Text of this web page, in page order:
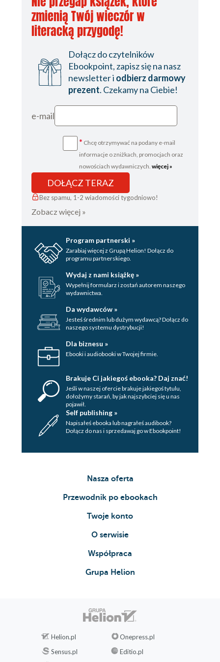
zmienią Twój wieczór w
literacką przygodę!
Dołącz do czytelników
Ebookpoint, zapisz się na nasz
newsletter i odbierz darmowy
prezent. Czekamy na Ciebie!
e-mail
* Chcę otrzymywać na podany e-mail
informacje o zniżkach, promocjach oraz
nowościach wydawniczych. więcej »
DOŁĄCZ TERAZ
Bez spamu, 1-2 wiadomości tygodniowo!
Zobacz więcej »
Program partnerski »
Zarabiaj więcej z Grupą Helion! Dołącz do
programu partnerskiego.
Wydaj z nami książkę »
Wypełnij formularz i zostań autorem naszego
wydawnictwa.
Da wydawców »
Jesteś średnim lub dużym wydawcą? Dołącz do
naszego systemu dystrybucji!
Dla biznesu »
Ebooki i audiobooki w Twojej firmie.
Brakuje Ci jakiegoś ebooka? Daj znać!
Jeśli w naszej ofercie brakuje jakiegoś tytulu,
dołożymy starań, by jak najszybciej się u nas
pojawił.
Self publishing »
Napisałeś ebooka lub nagrałeś audibook?
Dołącz do nas i sprzedawaj go w Ebookpoint!
Nasza oferta
Przewodnik po ebookach
Twoje konto
O serwisie
Współpraca
Grupa Helion
Helion.pl
Onepress.pl
Sensus.pl
Editio.pl